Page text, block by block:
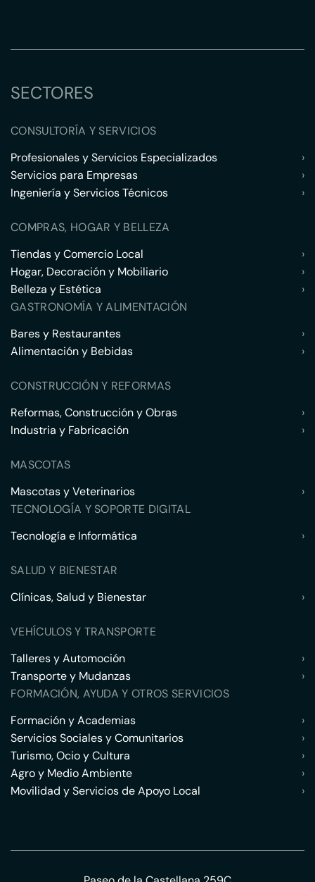
SECTORES
CONSULTORÍA Y SERVICIOS
Profesionales y Servicios Especializados
›
Servicios para Empresas
›
Ingeniería y Servicios Técnicos
›
COMPRAS, HOGAR Y BELLEZA
Tiendas y Comercio Local
›
Hogar, Decoración y Mobiliario
›
Belleza y Estética
›
GASTRONOMÍA Y ALIMENTACIÓN
Bares y Restaurantes
›
Alimentación y Bebidas
›
CONSTRUCCIÓN Y REFORMAS
Reformas, Construcción y Obras
›
Industria y Fabricación
›
MASCOTAS
Mascotas y Veterinarios
›
TECNOLOGÍA Y SOPORTE DIGITAL
Tecnología e Informática
›
SALUD Y BIENESTAR
Clínicas, Salud y Bienestar
›
VEHÍCULOS Y TRANSPORTE
Talleres y Automoción
›
Transporte y Mudanzas
›
FORMACIÓN, AYUDA Y OTROS SERVICIOS
Formación y Academias
›
Servicios Sociales y Comunitarios
›
Turismo, Ocio y Cultura
›
Agro y Medio Ambiente
›
Movilidad y Servicios de Apoyo Local
›